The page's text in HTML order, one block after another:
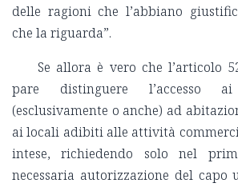
delle ragioni che l’abbiano
che la riguarda”.
Se allora è vero che l’articolo
pare distinguere l’accesso
(esclusivamente o anche) ad
ai locali adibiti alle attività
intese, richiedendo solo nel
necessaria autorizzazione del capo